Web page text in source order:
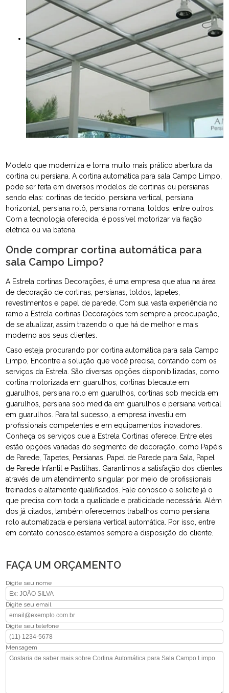
Modelo que moderniza e torna muito mais prático abertura da
cortina ou persiana. A cortina automática para sala Campo Limpo,
pode ser feita em diversos modelos de cortinas ou persianas
sendo elas: cortinas de tecido, persiana vertical, persiana
horizontal, persiana rolô, persiana romana, toldos, entre outros.
Com a tecnologia oferecida, é possível motorizar via fiação
elétrica ou via bateria.
Onde comprar cortina automática para
sala Campo Limpo?
A Estrela cortinas Decorações, é uma empresa que atua na área
de decoração de cortinas, persianas, toldos, tapetes,
revestimentos e papel de parede. Com sua vasta experiência no
ramo a Estrela cortinas Decorações tem sempre a preocupação,
de se atualizar, assim trazendo o que há de melhor e mais
moderno aos seus clientes.
Caso esteja procurando por cortina automática para sala Campo
Limpo, Encontre a solução que você precisa, contando com os
serviços da Estrela. São diversas opções disponibilizadas, como
cortina motorizada em guarulhos, cortinas blecaute em
guarulhos, persiana rolo em guarulhos, cortinas sob medida em
guarulhos, persiana sob medida em guarulhos e persiana vertical
em guarulhos. Para tal sucesso, a empresa investiu em
profissionais competentes e em equipamentos inovadores.
Conheça os serviços que a Estrela Cortinas oferece. Entre eles
estão opções variadas do segmento de decoração, como Papéis
de Parede, Tapetes, Persianas, Papel de Parede para Sala, Papel
de Parede Infantil e Pastilhas. Garantimos a satisfação dos clientes
através de um atendimento singular, por meio de profissionais
treinados e altamente qualificados. Fale conosco e solicite já o
que precisa com toda a qualidade e praticidade necessária. Além
dos já citados, também oferecemos trabalhos como persiana
rolo automatizada e persiana vertical automática. Por isso, entre
em contato conosco,estamos sempre a disposição do cliente.
FAÇA UM ORÇAMENTO
Digite seu nome
Digite seu email
Digite seu telefone
Mensagem